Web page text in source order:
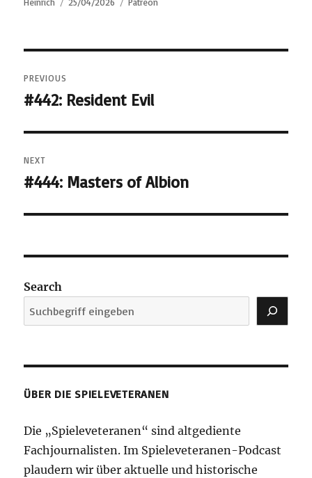
Heinrich 25/04/2026 Patreon
navigation
PREVIOUS
Previous
#442: Resident Evil
NEXT
Next
#444: Masters of Albion
Search
ÜBER DIE SPIELEVETERANEN
Die „Spieleveteranen“ sind altgediente
Fachjournalisten. Im Spieleveteranen-Podcast
plaudern wir über aktuelle und historische